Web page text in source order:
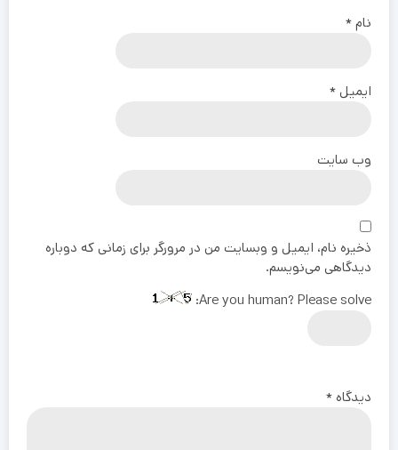
نام*
ایمیل*
وب‌ سایت
ذخیره نام، ایمیل و وبسایت من در مرورگر برای زمانی که دوباره
دیدگاهی می‌نویسم.
Are you human? Please solve:
دیدگاه *